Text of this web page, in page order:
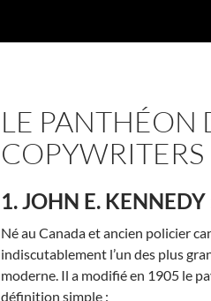
LE PANTHÉON
COPYWRITERS
1. JOHN E. KENNEDY
Né au Canada et ancien policier
indiscutablement l’un des plus
moderne. Il a modifié en 1905 le
définition simple :